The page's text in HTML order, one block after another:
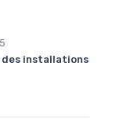
des installations